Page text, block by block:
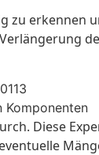
zu
Komponenten
Diese